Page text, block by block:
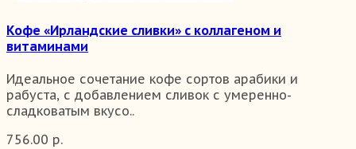
Кофе «Ирландские сливки» с коллагеном и
витаминами
Идеальное сочетание кофе сортов арабики и
рабуста, с добавлением сливок с умеренно-
сладковатым вкусо..
756.00 р.